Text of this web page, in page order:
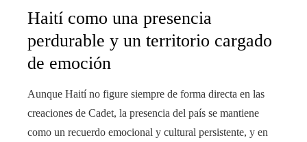
Haití como una presencia
perdurable y un territorio cargado
de emoción
Aunque Haití no figure siempre de forma directa en las
creaciones de Cadet, la presencia del país se mantiene
como un recuerdo emocional y cultural persistente, y en